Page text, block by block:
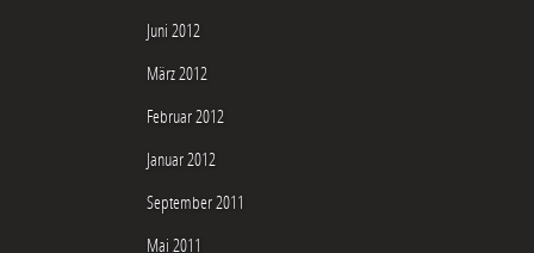
Juni 2012
März 2012
Februar 2012
Januar 2012
September 2011
Mai 2011